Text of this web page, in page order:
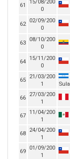
61
15/08/200
0
62
02/09/200
0
63
08/10/200
0
64
15/11/200
0
65
21/03/200
1
Sula
66
27/03/200
1
67
11/04/200
1
68
24/04/200
1
69
01/09/200
1